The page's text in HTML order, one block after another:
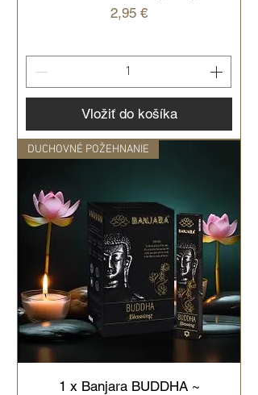
Cena
2,95 €
Vložiť do košíka
DUCHOVNÉ POŽEHNANIE
1 x Banjara BUDDHA ~